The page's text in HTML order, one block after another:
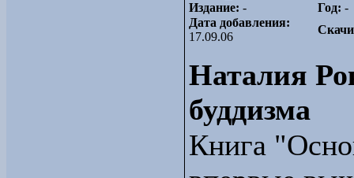
Издание: - Год: -
Дата добавления:
17.09.06
Наталия
буддизма
Книга